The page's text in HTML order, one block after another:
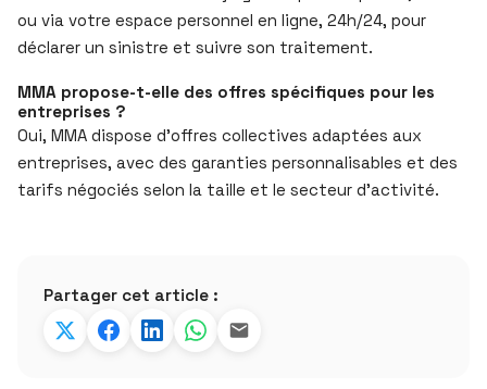
ou via votre espace personnel en ligne, 24h/24, pour
déclarer un sinistre et suivre son traitement.
MMA propose-t-elle des offres spécifiques pour les
entreprises ?
Oui, MMA dispose d’offres collectives adaptées aux
entreprises, avec des garanties personnalisables et des
tarifs négociés selon la taille et le secteur d’activité.
Partager cet article :